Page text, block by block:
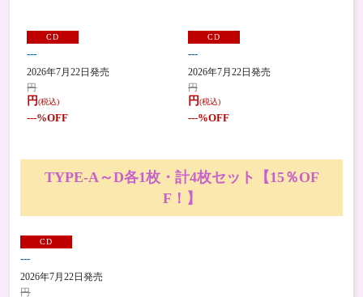
CD
---
2026年7月22日発売
円
円(税込)
---%OFF
CD
---
2026年7月22日発売
円
円(税込)
---%OFF
TYPE-A～D各1枚・計4枚セット【15％OF
F！】
CD
---
2026年7月22日発売
円